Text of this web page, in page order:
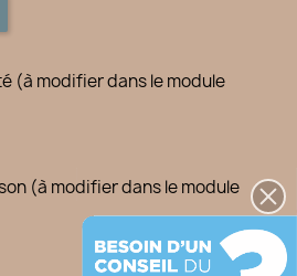
(à modifier dans le module
(à modifier dans le module